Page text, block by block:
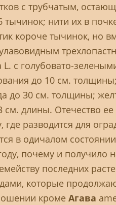
с трубчатым,
тычинок; нити их в
короче тычинок, но
L. с голубовато-
до 10 см.
до 30 см. толщины;
см. длины. Отечество
разводится для
в одичалом
почему и получило
последних
которые
кроме Агава